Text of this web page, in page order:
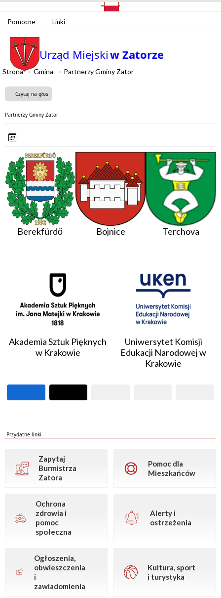
Pomocne Linki
Urząd Miejskiw Zatorze
Strona Gmina Partnerzy Gminy Zator
Czytaj na głos
Partnerzy Gminy Zator
Berekfürdő Bojnice Terchova
Akademia Sztuk Pięknych
w Krakowie
Uniwersytet Komisji
Edukacji Narodowej w
Krakowie
Przydatne linki
Zapytaj
Burmistrza
Zatora
Pomoc dla
Mieszkańców
Ochrona
zdrowia i
pomoc
społeczna
Alerty i
ostrzeżenia
Ogłoszenia,
obwieszczenia
i
zawiadomienia
Kultura, sport
i turystyka